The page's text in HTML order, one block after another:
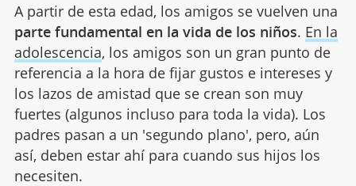
A partir de esta edad, los amigos se vuelven una
parte fundamental en la vida de los niños. En la
adolescencia, los amigos son un gran punto de
referencia a la hora de fijar gustos e intereses y
los lazos de amistad que se crean son muy
fuertes (algunos incluso para toda la vida). Los
padres pasan a un 'segundo plano', pero, aún
así, deben estar ahí para cuando sus hijos los
necesiten.